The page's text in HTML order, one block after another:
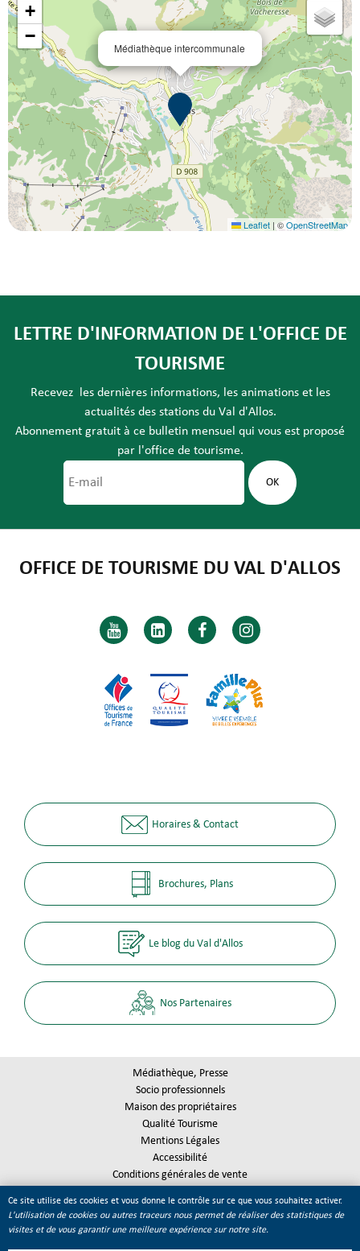
Médiathèque intercommunale
+
−
Leaflet | ©OpenStreetMap
LETTRE D'INFORMATION DE L'OFFICE DE
TOURISME
Recevez les dernières informations, les animations et les
actualités des stations du Val d'Allos.
Abonnement gratuit à ce bulletin mensuel qui vous est proposé
par l'office de tourisme.
OFFICE DE TOURISME DU VAL D'ALLOS
Horaires & Contact
Brochures, Plans
Le blog du Val d'Allos
Nos Partenaires
Médiathèque, Presse
Socio professionnels
Maison des propriétaires
Qualité Tourisme
Mentions Légales
Accessibilité
Conditions générales de vente
Ce site utilise des cookies et vous donne le contrôle sur ce que vous souhaitez activer.
L'utilisation de cookies ou autres traceurs nous permet de réaliser des statistiques de
visites et de vous garantir une meilleure expérience sur notre site.